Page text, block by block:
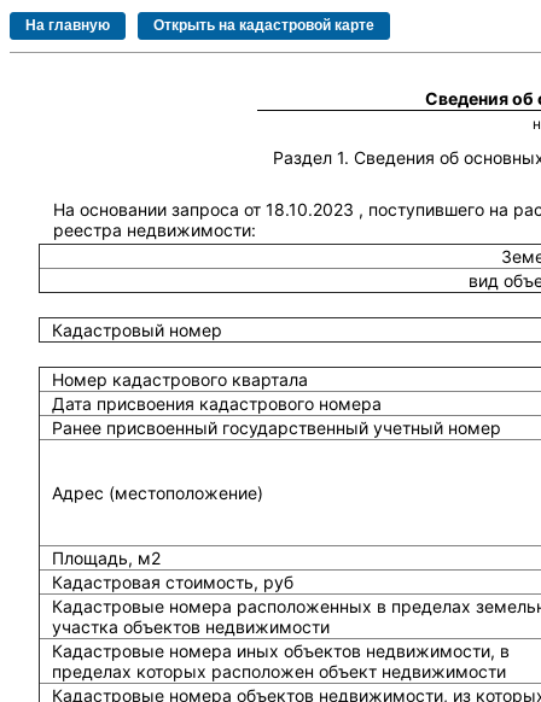
Сведения
Раздел 1. Сведения об
На основании запроса от 18.10.2023 , поступившего на
реестра недвижимости:
вид
Кадастровый номер
Номер кадастрового квартала
Дата присвоения кадастрового номера
Ранее присвоенный государственный учетный номер
Адрес (местоположение)
Площадь, м2
Кадастровая стоимость, руб
Кадастровые номера расположенных в пределах
участка объектов недвижимости
Кадастровые номера иных объектов недвижимости, в
пределах которых расположен объект недвижимости
Кадастровые номера объектов недвижимости, из